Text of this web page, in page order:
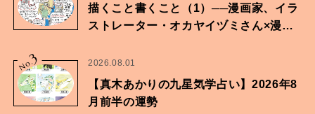
描くこと書くこと（1）──漫画家、イラ
ストレーター・オカヤイヅミさん×漫画
No.
3 2026.08.01
【真木あかりの九星気学占い】2026年8
月前半の運勢